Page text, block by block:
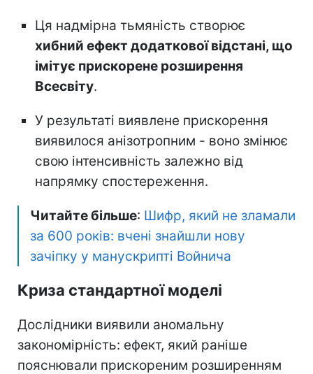
Ця надмірна тьмяність створює
хибний ефект додаткової відстані, що
імітує прискорене розширення
Всесвіту.
У результаті виявлене прискорення
виявилося анізотропним - воно змінює
свою інтенсивність залежно від
напрямку спостереження.
Читайте більше: Шифр, який не зламали
за 600 років: вчені знайшли нову
зачіпку у манускрипті Войнича
Криза стандартної моделі
Дослідники виявили аномальну
закономірність: ефект, який раніше
пояснювали прискореним розширенням